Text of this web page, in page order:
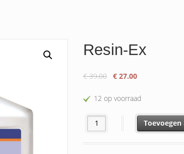
Resin-Ex
€39.00
Oorspronkelijke
was:
€ 27.00Huidige
is:
12 op voorraad
Resin-Ex aantal